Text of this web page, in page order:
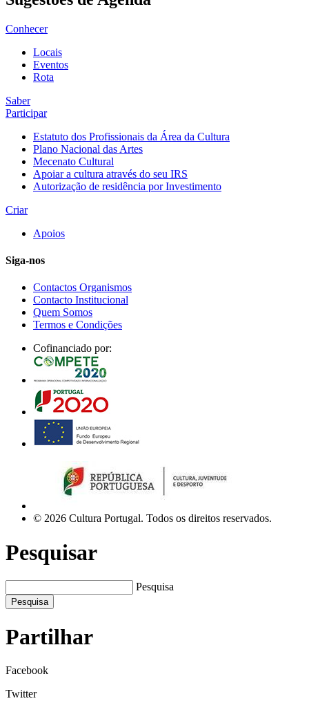
Conhecer
Locais
Eventos
Rota
Saber
Participar
Estatuto dos Profissionais da Área da Cultura
Plano Nacional das Artes
Mecenato Cultural
Apoiar a cultura através do seu IRS
Autorização de residência por Investimento
Criar
Apoios
Siga-nos
Contactos Organismos
Contacto Institucional
Quem Somos
Termos e Condições
Cofinanciado por:
© 2026 Cultura Portugal. Todos os direitos reservados.
Pesquisar
Pesquisa
Pesquisa
Partilhar
Facebook
Twitter